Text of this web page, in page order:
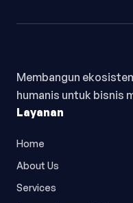
Membangun
humanis untuk bisnis
Layanan
Home
About Us
Services